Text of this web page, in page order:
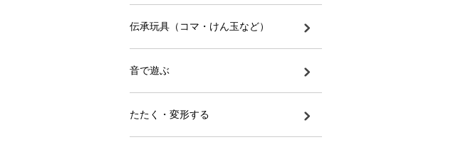
伝承玩具（コマ・けん玉など）
音で遊ぶ
たたく・変形する